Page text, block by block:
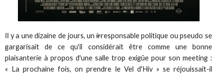
Il y a une dizaine de jours, unirresponsable politique ou pseudo se
gargarisait de ce qu'il considérait être comme une bonne
plaisanterie à propos d'une salle trop exigüe pour son meeting :
« La prochaine fois, on prendre le Vel d'Hiv » se réjouissait-il